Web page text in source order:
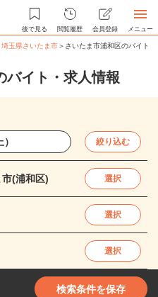
後で見る 閲覧履歴 会員登録 メニュー
埼玉県さいたま市＞ さいたま市浦和区のバイト
バイト・求人情報
絞り込む
(浦和区) 選択
選択
選択
検索条件を保存